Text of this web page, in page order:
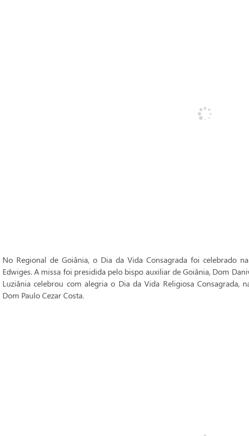
No Regional de Goiânia, o Dia da Vida Consagrada foi celebrado
Edwiges. A missa foi presidida pelo bispo auxiliar de Goiânia, Dom
Luziânia celebrou com alegria o Dia da Vida Religiosa Consagrada,
Dom Paulo Cezar Costa.